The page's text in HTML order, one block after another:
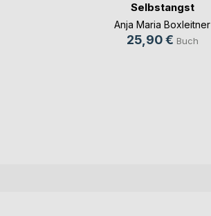
Selbstangst
Anja Maria Boxleitner
25,90 € Buch